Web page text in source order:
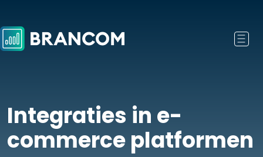
Integraties in e-
commerce platformen